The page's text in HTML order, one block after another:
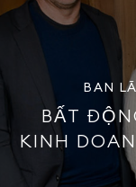
BAN
BẤT
KINH